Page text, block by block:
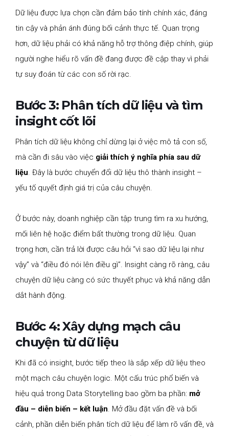
Dữ liệu được lựa chọn cần đảm bảo tính chính xác, đáng
tin cậy và phản ánh đúng bối cảnh thực tế. Quan trọng
hơn, dữ liệu phải có khả năng hỗ trợ thông điệp chính, giúp
người nghe hiểu rõ vấn đề đang được đề cập thay vì phải
tự suy đoán từ các con số rời rạc.
Bước 3: Phân tích dữ liệu và tìm
insight cốt lõi
Phân tích dữ liệu không chỉ dừng lại ở việc mô tả con số,
mà cần đi sâu vào việc giải thích ý nghĩa phía sau dữ
liệu. Đây là bước chuyển đổi dữ liệu thô thành insight –
yếu tố quyết định giá trị của câu chuyện.
Ở bước này, doanh nghiệp cần tập trung tìm ra xu hướng,
mối liên hệ hoặc điểm bất thường trong dữ liệu. Quan
trọng hơn, cần trả lời được câu hỏi “vì sao dữ liệu lại như
vậy” và “điều đó nói lên điều gì”. Insight càng rõ ràng, câu
chuyện dữ liệu càng có sức thuyết phục và khả năng dẫn
dắt hành động.
Bước 4: Xây dựng mạch câu
chuyện từ dữ liệu
Khi đã có insight, bước tiếp theo là sắp xếp dữ liệu theo
một mạch câu chuyện logic. Một cấu trúc phổ biến và
hiệu quả trong Data Storytelling bao gồm ba phần: mở
đầu – diễn biến – kết luận. Mở đầu đặt vấn đề và bối
cảnh, phần diễn biến phân tích dữ liệu để làm rõ vấn đề, và